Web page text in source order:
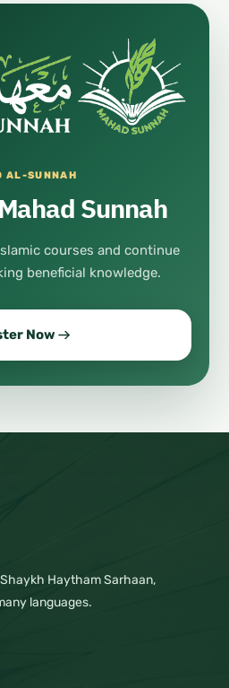
AL-SUNNAH
Sunnah
courses and continue
beneficial knowledge.
Now
Haytham Sarhaan,
languages.